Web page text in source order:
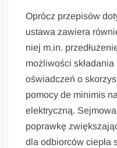
Oprócz przepisów
ustawa zawiera
niej m.in.
możliwości
oświadczeń o
pomocy de minimis
elektryczną.
poprawkę
dla odbiorców ciepła